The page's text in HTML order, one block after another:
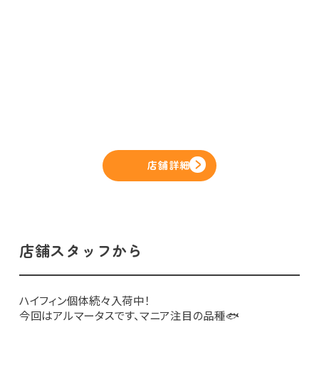
店舗詳細
店舗スタッフから
ハイフィン個体続々入荷中！
今回はアルマータスです、マニア注目の品種🐟